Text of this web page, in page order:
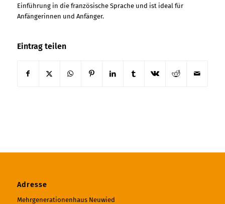
Einführung in die französische Sprache und ist ideal für
Anfängerinnen und Anfänger.
Eintrag teilen
Adresse
Mehrgenerationenhaus Neuwied